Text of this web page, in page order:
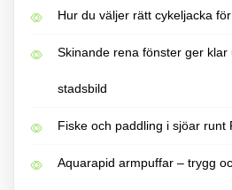
Hur du väljer rätt cykeljacka
Skinande rena fönster ger
stadsbild
Fiske och paddling i sjöar runt
Aquarapid armpuffar – trygg